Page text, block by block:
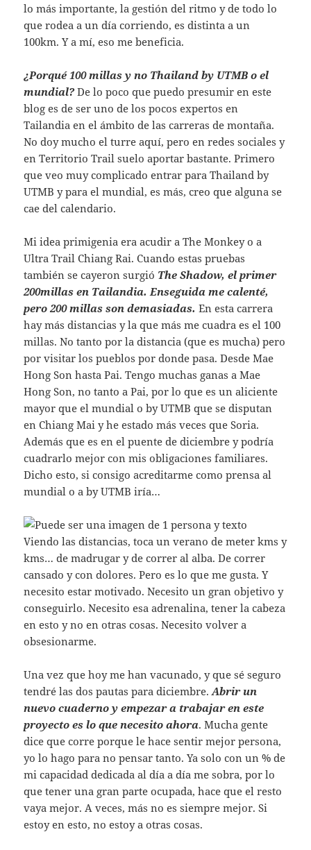
lo más importante, la gestión del ritmo y de todo lo
que rodea a un día corriendo, es distinta a un
100km. Y a mí, eso me beneficia.
¿Porqué 100 millas y no Thailand by UTMB o el
mundial?De lo poco que puedo presumir en este
blog es de ser uno de los pocos expertos en
Tailandia en el ámbito de las carreras de montaña.
No doy mucho el turre aquí, pero en redes sociales y
en Territorio Trail suelo aportar bastante. Primero
que veo muy complicado entrar para Thailand by
UTMB y para el mundial, es más, creo que alguna se
cae del calendario.
Mi idea primigenia era acudir a The Monkey o a
Ultra Trail Chiang Rai. Cuando estas pruebas
también se cayeron surgió The Shadow, el primer
200millas en Tailandia. Enseguida me calenté,
pero 200 millas son demasiadas. En esta carrera
hay más distancias y la que más me cuadra es el 100
millas. No tanto por la distancia (que es mucha) pero
por visitar los pueblos por donde pasa. Desde Mae
Hong Son hasta Pai. Tengo muchas ganas a Mae
Hong Son, no tanto a Pai, por lo que es un aliciente
mayor que el mundial o by UTMB que se disputan
en Chiang Mai y he estado más veces que Soria.
Además que es en el puente de diciembre y podría
cuadrarlo mejor con mis obligaciones familiares.
Dicho esto, si consigo acreditarme como prensa al
mundial o a by UTMB iría…
Viendo las distancias, toca un verano de meter kms y
kms… de madrugar y de correr al alba. De correr
cansado y con dolores. Pero es lo que me gusta. Y
necesito estar motivado. Necesito un gran objetivo y
conseguirlo. Necesito esa adrenalina, tener la cabeza
en esto y no en otras cosas. Necesito volver a
obsesionarme.
Una vez que hoy me han vacunado, y que sé seguro
tendré las dos pautas para diciembre.Abrir un
nuevo cuaderno y empezar a trabajar en este
proyecto es lo que necesito ahora. Mucha gente
dice que corre porque le hace sentir mejor persona,
yo lo hago para no pensar tanto. Ya solo con un % de
mi capacidad dedicada al día a día me sobra, por lo
que tener una gran parte ocupada, hace que el resto
vaya mejor. A veces, más no es siempre mejor. Si
estoy en esto, no estoy a otras cosas.